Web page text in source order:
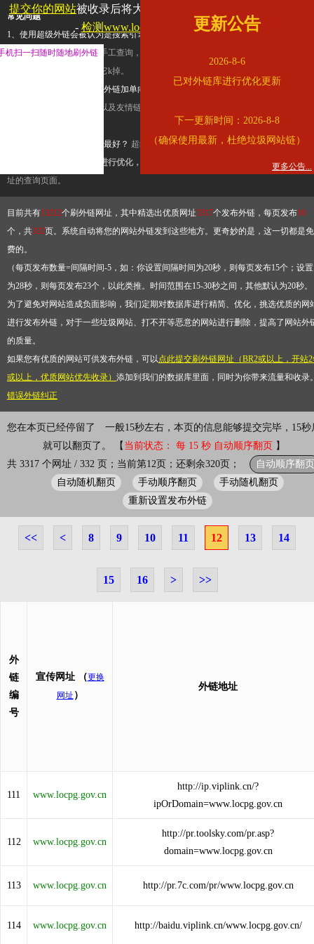
常见问题
1、使用超级外链会被认为是搜索引擎优化作弊吗？ 超级外链只是一个简便而集成
查询工具，模拟的是正常手工查询，不是作弊。如果是作弊，那您可以使用超级外
推广竞争对手的网址，让它k掉。
2、网站优化单纯依靠超级外链加单向链接可行吗？
链，需要结合普通的外链以及友情链接，您可以到站长论坛发布外链，到友情链接
3、如何使用超级外链效果最好？ 超级外链不同于普通的外链，它是动态的链接，
有频繁使用超级外链工具进行优化，才能获得稳定的外链
，最终使搜索引擎收录带
址的查询页面。
目前共有13212个刷外链网址，其中精选出优质网址3317个发布外链，每页发布10
个，共332页。系统自动将您的网站外链发到这些地方。更奇妙的是，这一切都是免
费的。
（每页发布数量=间隔时间-5，如：你设置间隔时间为20秒，则每页发布15个；设置
为28秒，则每页发布23个，以此类推。时间范围在15-30秒之间，其他默认为20秒
为了避免对网站造成负面影响，我们定期对数据库进行精简、优化，挑选优质的网
进行发布外链，对于一些垃圾网站、打不开等恶意的网站进行删除，提高了网站外
的质量。
如果您有优质的网站可供发布外链，可以点此提交刷外链网址（BR2或以上，开站
或以上，优质网站优先收录） 添加到我们的数据库里面，同时为你带来流量和收录
错误外链纠正
您在本页已经停留了
一般15秒左右，本页的信息能够提交完毕，15秒
就可以翻页了。 【 当前状态： 每 15 秒 自动顺序翻页 】
共 3317 个网址 / 332 页；当前第12页；还剩余320页；
自动顺序翻页
自动随机翻页
手动顺序翻页
手动随机翻页
重新设置发布外链
<< < 8 9 10 11 12 13 14
15 16 > >>
外
链
编
号
宣传网址 （更换
网址 ）
外链地址
111 www.locpg.gov.cn
http://ip.viplink.cn/?
ipOrDomain=www.locpg.gov.cn
112 www.locpg.gov.cn
http://pr.toolsky.com/pr.asp?
domain=www.locpg.gov.cn
113 www.locpg.gov.cn http://pr.7c.com/pr/www.locpg.gov.cn
114 www.locpg.gov.cn http://baidu.viplink.cn/www.locpg.gov.cn/
提交你的网站被收录后将大幅提升流量和外链，
- 检测www.locpg.gov.cn是否收录
更新公告
2026-8-6
已对外链库进行优化更新
下一更新时间：2026-8-8
（确保使用最新，杜绝垃圾网站链）
更多公告...
机扫一扫随时随地刷外链